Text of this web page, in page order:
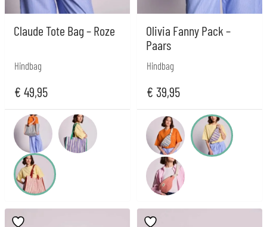
Claude Tote Bag – Roze
Hindbag
€ 49,95
Olivia Fanny Pack –
Paars
Hindbag
€ 39,95